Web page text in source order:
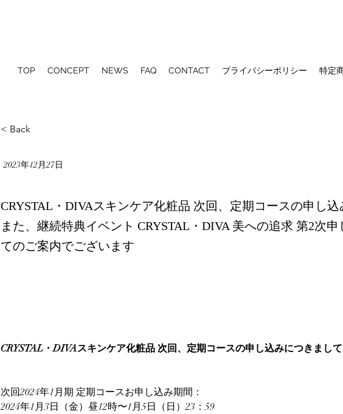
TOP CONCEPT NEWS FAQ CONTACT プライバシーポリシー 特定
< Back
2023年12月27日
CRYSTAL・DIVAスキンケア化粧品 次回、定期コースの申し
また、継続特典イベント CRYSTAL・DIVA 美への追求 第2次
てのご案内でございます
CRYSTAL・DIVAスキンケア化粧品 次回、定期コースの申し込みにつきまして
次回2024年1月期 定期コースお申し込み期間：
2024年1月3日（金）昼12時〜1月5日（日）23：59